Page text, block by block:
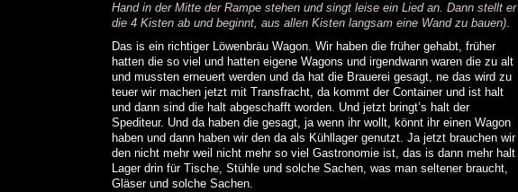
Hand in der Mitte der Rampe stehen und singt leise ein Lied an. Dann stellt er
die 4 Kisten ab und beginnt, aus allen Kisten langsam eine Wand zu bauen)
Das is ein richtiger Löwenbräu Wagon. Wir haben die früher gehabt, früher
hatten die so viel und hatten eigene Wagons und irgendwann waren die zu alt
und mussten erneuert werden und da hat die Brauerei gesagt, ne das wird zu
teuer wir machen jetzt mit Transfracht, da kommt der Container und ist halt
und dann sind die halt abgeschafft worden. Und jetzt bringt’s halt der
Spediteur. Und da haben die gesagt, ja wenn ihr wollt, könnt ihr einen Wagon
haben und dann haben wir den da als Kühllager genutzt. Ja jetzt brauchen wir
den nicht mehr weil nicht mehr so viel Gastronomie ist, das is dann mehr halt
Lager drin für Tische, Stühle und solche Sachen, was man seltener braucht,
Gläser und solche Sachen.